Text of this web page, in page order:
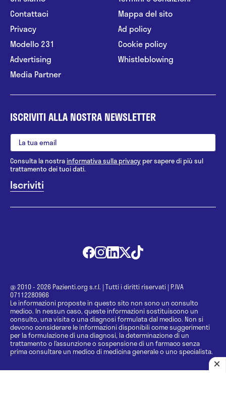
Contattaci
Privacy
Modello 231
Advertising
Media Partner
Mappa del sito
Ad policy
Cookie policy
Whistleblowing
ISCRIVITI ALLA NOSTRA NEWSLETTER
Consulta la nostrainformativa sulla privacy per sapere di più sul
trattamento dei tuoi dati.
@ 2010 - 2026 Pazienti.org s.r.l. | Tutti i diritti riservati | P.IVA
07112280966
Le informazioni proposte in questo sito non sono un consulto
medico. In nessun caso, queste informazioni sostituiscono un
consulto, una visita o una diagnosi formulata dal medico. Non si
devono considerare le informazioni disponibili come suggerimenti
per la formulazione di una diagnosi, la determinazione di un
trattamento o l’assunzione o sospensione di un farmaco senza
prima consultare un medico di medicina generale o uno specialista.